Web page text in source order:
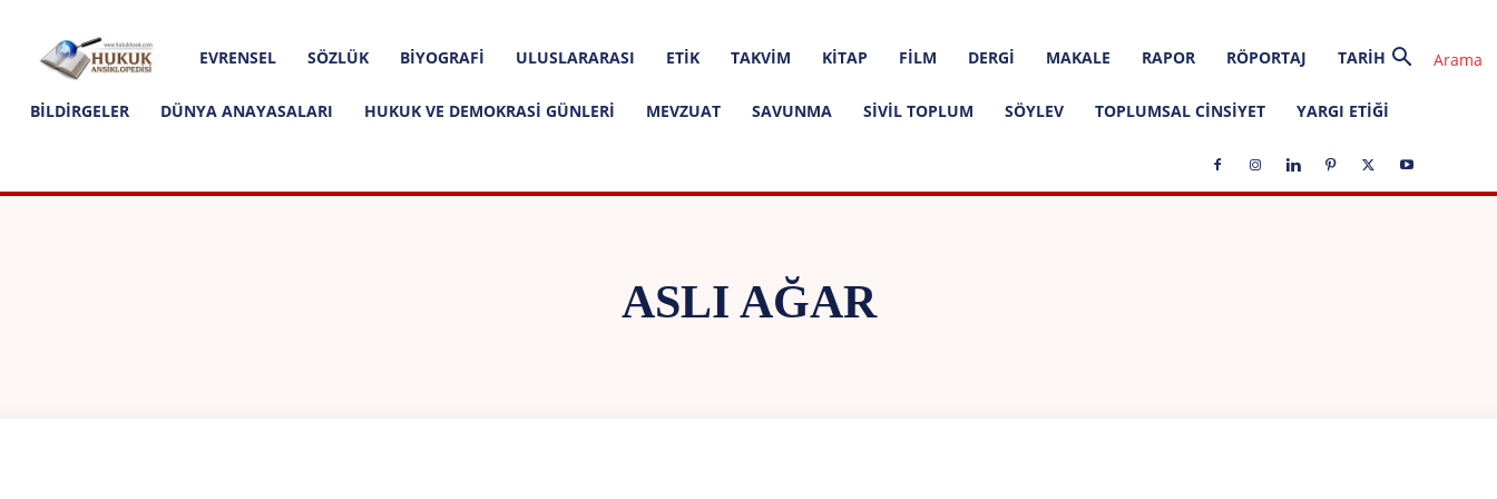
Hukuk
Ansiklopedisi
EVRENSEL SÖZLÜK BIYOGRAFI ULUSLARARASI ETIK TAKVIM KITAP FILM DERGI MAKALE RAPOR RÖPORTAJ TARIH
BILDIRGELER DÜNYA ANAYASALARI HUKUK VE DEMOKRASI GÜNLERI MEVZUAT SAVUNMA SIVIL TOPLUM SÖYLEV TOPLUMSAL CINSIYET YARGI ETIĞI
ASLI AĞAR